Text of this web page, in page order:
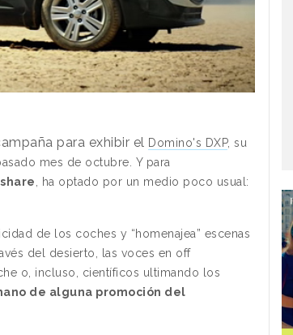
para exhibir el Domino's DXP, su
mes de octubre. Y para
, ha optado por un medio poco usual:
de los coches y “homenajea” escenas
del desierto, las voces en off
o, incluso, científicos ultimando los
de alguna promoción del